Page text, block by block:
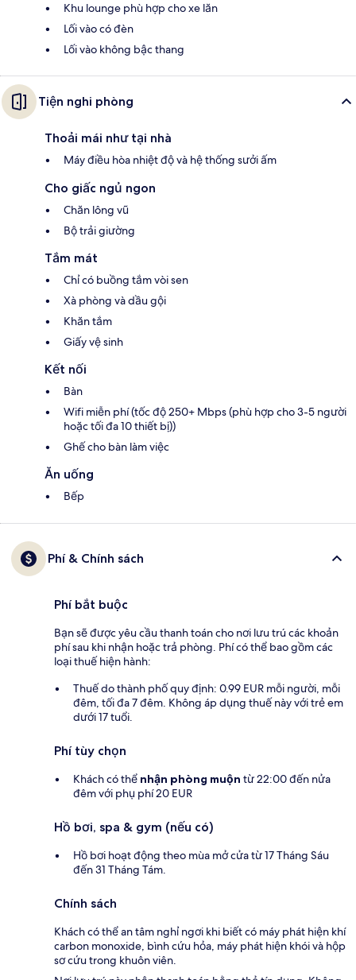
Khu lounge phù hợp cho xe lăn
Lối vào có đèn
Lối vào không bậc thang
Tiện nghi phòng
Thoải mái như tại nhà
Máy điều hòa nhiệt độ và hệ thống sưởi ấm
Cho giấc ngủ ngon
Chăn lông vũ
Bộ trải giường
Tắm mát
Chỉ có buồng tắm vòi sen
Xà phòng và dầu gội
Khăn tắm
Giấy vệ sinh
Kết nối
Bàn
Wifi miễn phí (tốc độ 250+ Mbps (phù hợp cho 3-5 người
hoặc tối đa 10 thiết bị))
Ghế cho bàn làm việc
Ăn uống
Bếp
Phí & Chính sách
Phí bắt buộc
Bạn sẽ được yêu cầu thanh toán cho nơi lưu trú các khoản
phí sau khi nhận hoặc trả phòng. Phí có thể bao gồm các
loại thuế hiện hành:
Thuế do thành phố quy định: 0.99 EUR mỗi người, mỗi
đêm, tối đa 7 đêm. Không áp dụng thuế này với trẻ em
dưới 17 tuổi.
Phí tùy chọn
Khách có thể nhận phòng muộn từ 22:00 đến nửa
đêm với phụ phí 20 EUR
Hồ bơi, spa & gym (nếu có)
Hồ bơi hoạt động theo mùa mở cửa từ 17 Tháng Sáu
đến 31 Tháng Tám.
Chính sách
Khách có thể an tâm nghỉ ngơi khi biết có máy phát hiện khí
carbon monoxide, bình cứu hỏa, máy phát hiện khói và hộp
sơ cứu trong khuôn viên.